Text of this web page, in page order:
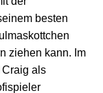
besten
ziehen kann. Im
als